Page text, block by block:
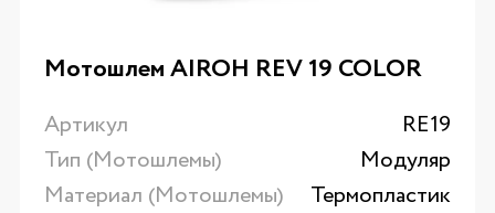
Мотошлем AIROH REV 19 COLOR
Артикул
RE19
Тип (Мотошлемы)
Модуляр
Материал (Мотошлемы)
Термопластик